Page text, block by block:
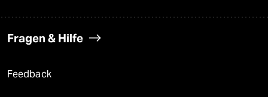
Fragen & Hilfe
Feedback